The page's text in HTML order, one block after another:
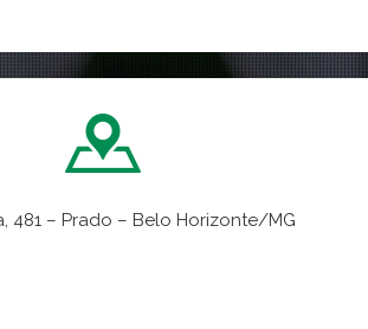
481 – Prado – Belo Horizonte/MG